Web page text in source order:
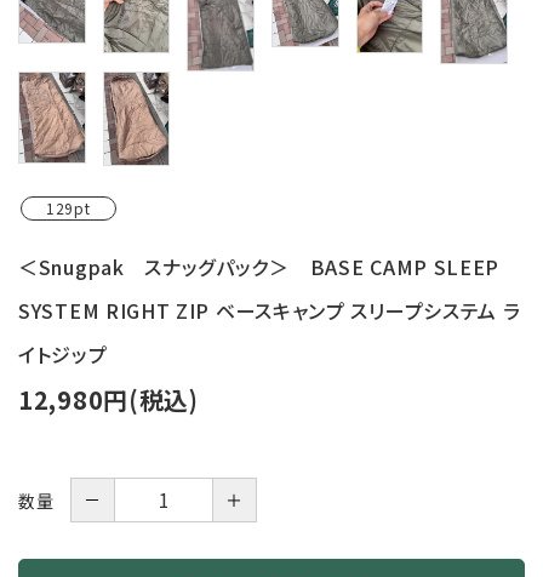
129pt
＜Snugpak スナッグパック＞ BASE CAMP SLEEP
SYSTEM RIGHT ZIP ベースキャンプ スリープシステム ラ
イトジップ
12,980円(税込)
数量 － ＋